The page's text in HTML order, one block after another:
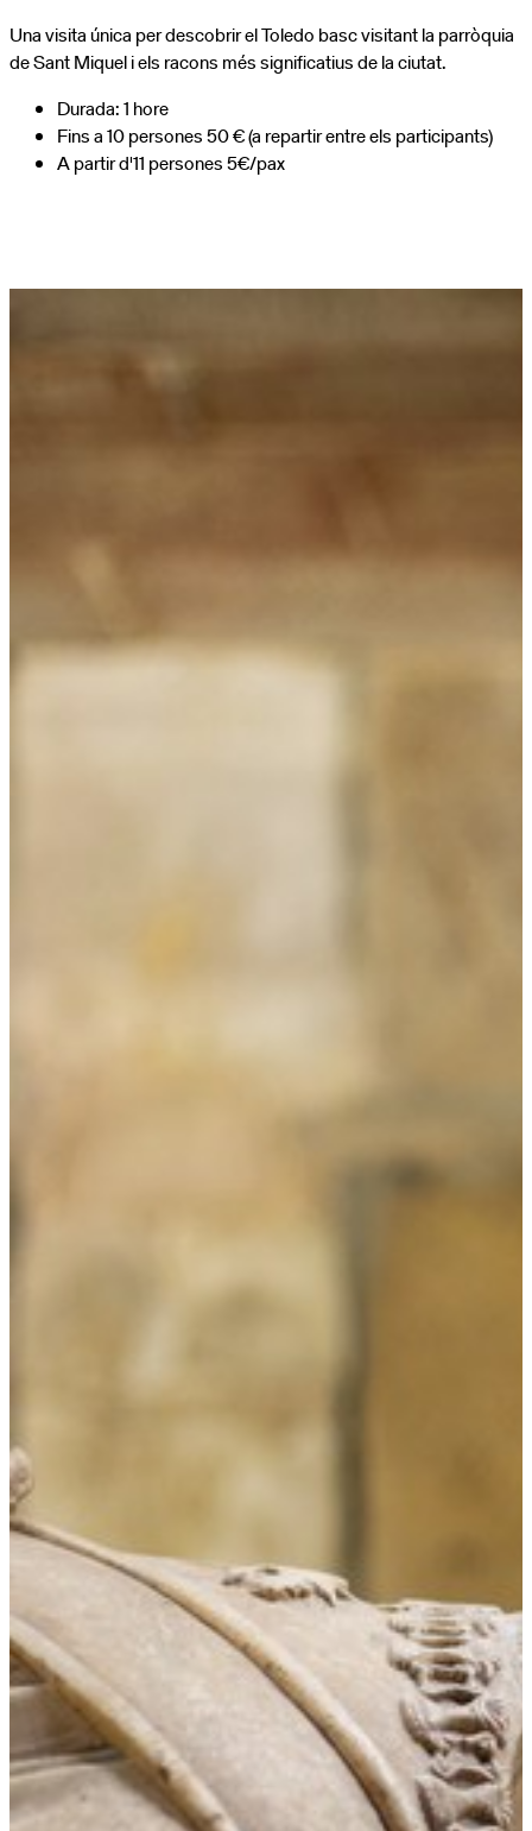
Una visita única per descobrir el Toledo basc visitant la parròquia
de Sant Miquel i els racons més significatius de la ciutat.
Durada: 1 hore
Fins a 10 persones 50 € (a repartir entre els participants)
A partir d'11 persones 5€/pax